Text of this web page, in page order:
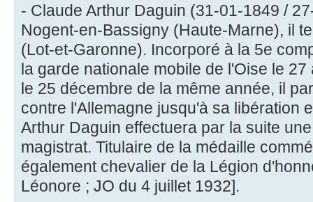
- Claude Arthur Daguin (31-01-1849 /
Nogent-en-Bassigny (Haute-Marne), il
(Lot-et-Garonne). Incorporé à la 5e
la garde nationale mobile de l'Oise le
le 25 décembre de la même année, il
contre l'Allemagne jusqu'à sa libération
Arthur Daguin effectuera par la suite
magistrat. Titulaire de la médaille
également chevalier de la Légion
Léonore ; JO du 4 juillet 1932].